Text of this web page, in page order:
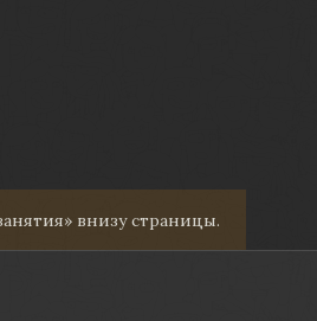
внизу страницы.